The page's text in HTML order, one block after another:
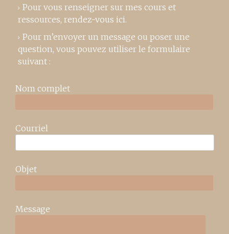
Pour vous renseigner sur mes cours et
ressources, rendez-vous ici.
Pour m’envoyer un message ou poser une
question, vous pouvez utiliser le formulaire
suivant :
Nom complet
Courriel
Objet
Message